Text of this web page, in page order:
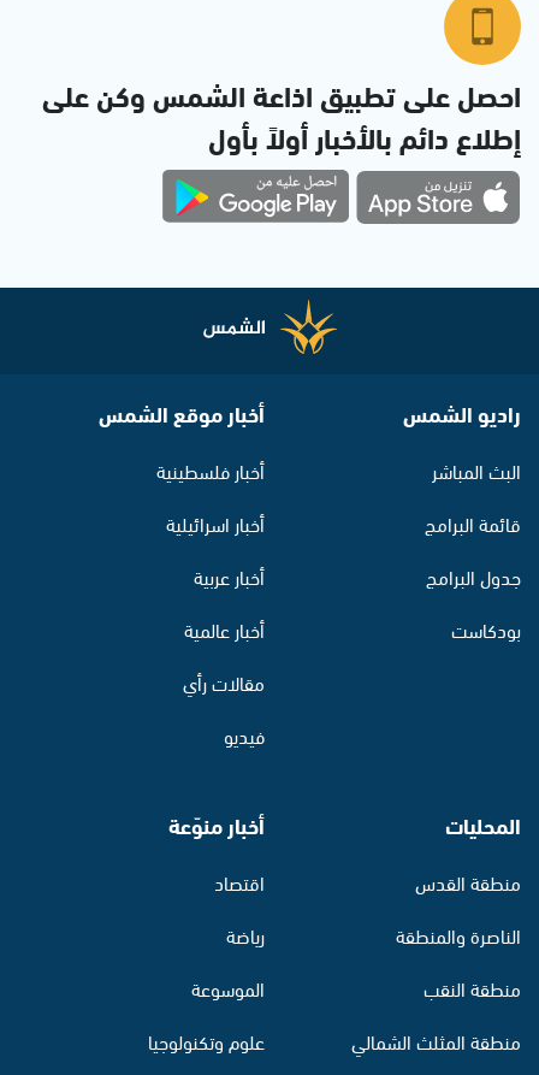
احصل على تطبيق اذاعة الشمس وكن على
إطلاع دائم بالأخبار أولاً بأول
راديو الشمس
البث المباشر
قائمة البرامج
جدول البرامج
بودكاست
أخبار موقع الشمس
أخبار فلسطينية
أخبار اسرائيلية
أخبار عربية
أخبار عالمية
مقالات رأي
فيديو
المحليات
منطقة القدس
الناصرة والمنطقة
منطقة النقب
منطقة المثلث الشمالي
أخبار منوّعة
اقتصاد
رياضة
الموسوعة
علوم وتكنولوجيا